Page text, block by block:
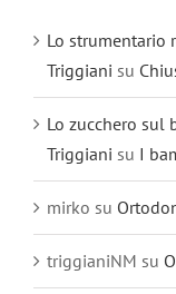
Lo strumentario
Triggiani su
Lo zucchero sul
Triggiani su I
mirko su
triggianiNM su